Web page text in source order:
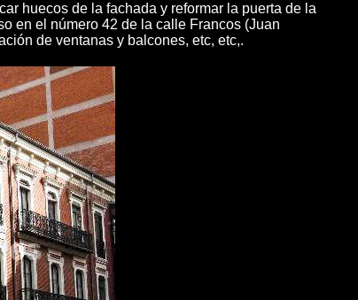
huecos de la fachada y reformar la puerta de la
en el número 42 de la calle Francos (Juan
de ventanas y balcones, etc, etc,.